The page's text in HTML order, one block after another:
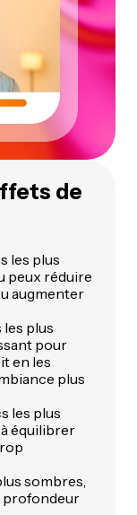
de
les plus
peux réduire
augmenter
plus
pour
en les
plus
les plus
équilibrer
sombres,
profondeur